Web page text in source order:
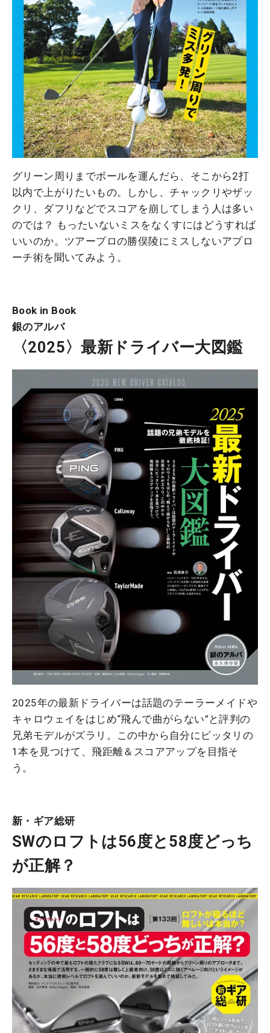
グリーン周りまでボールを運んだら、そこから2打
以内で上がりたいもの。しかし、チャックリやザッ
クリ、ダフリなどでスコアを崩してしまう人は多い
のでは？ もったいないミスをなくすにはどうすれば
いいのか。ツアープロの勝俣陵にミスしないアプロ
ーチ術を聞いてみよう。
Book in Book
銀のアルバ
〈2025〉最新ドライバー大図鑑
2025年の最新ドライバーは話題のテーラーメイドや
キャロウェイをはじめ“飛んで曲がらない”と評判の
兄弟モデルがズラリ。この中から自分にピッタリの
1本を見つけて、飛距離＆スコアアップを目指そ
う。
新・ギア総研
SWのロフトは56度と58度どっち
が正解？